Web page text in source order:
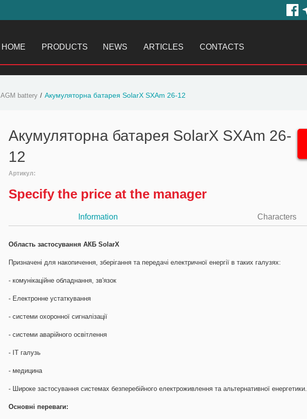
HOME PRODUCTS NEWS ARTICLES CONTACTS
AGM battery Акумуляторна батарея SolarX SXAm 26-12
Акумуляторна батарея SolarX SXAm 26-
12
Артикул:
Specify the price at the manager
Information Characters
Область застосування АКБ SolarX
Призначені для накопичення, зберігання та передачі електричної енергії в таких галузях:
- комунікаційне обладнання, зв'язок
- Електронне устаткування
- системи охоронної сигналізації
- системи аварійного освітлення
- ІТ галузь
- медицина
- Широке застосування системах безперебійного електроживлення та альтернативної енергетики.
Основні переваги: